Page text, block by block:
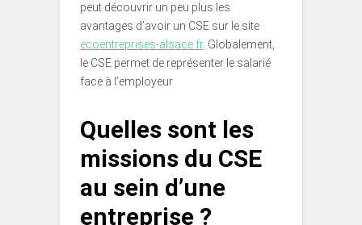
peut découvrir un peu plus les
avantages d’avoir un CSE sur le site
ecoentreprises-alsace.fr. Globalement,
le CSE permet de représenter le salarié
face à l’employeur
Quelles sont les
missions du CSE
au sein d’une
entreprise ?